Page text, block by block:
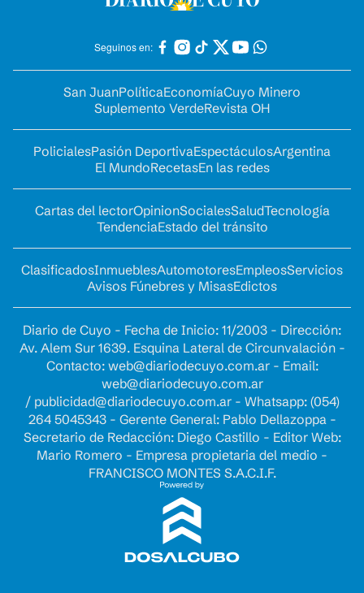
Seguinos en:
San JuanPolíticaEconomíaCuyo Minero
Suplemento VerdeRevista OH
PolicialesPasión DeportivaEspectáculosArgentina
El MundoRecetasEn las redes
Cartas del lectorOpinionSocialesSaludTecnología
TendenciaEstado del tránsito
ClasificadosInmueblesAutomotoresEmpleosServicios
Avisos Fúnebres y MisasEdictos
Diario de Cuyo - Fecha de Inicio: 11/2003 - Dirección:
Av. Alem Sur 1639. Esquina Lateral de Circunvalación -
Contacto: web@diariodecuyo.com.ar- Email:
web@diariodecuyo.com.ar
/ publicidad@diariodecuyo.com.ar- Whatsapp: (054)
264 5045343 - Gerente General: Pablo Dellazoppa -
Secretario de Redacción: Diego Castillo - Editor Web:
Mario Romero - Empresa propietaria del medio -
FRANCISCO MONTES S.A.C.I.F.